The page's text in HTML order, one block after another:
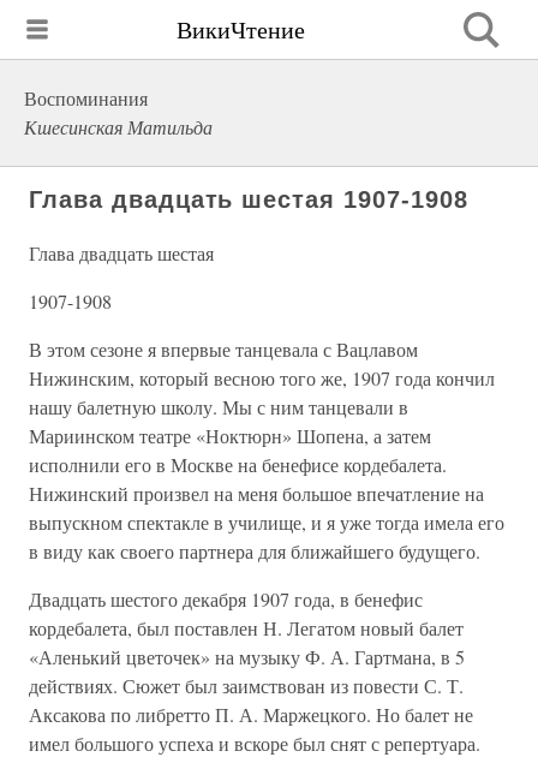
ВикиЧтение
Воспоминания
Кшесинская Матильда
Глава двадцать шестая 1907-1908
Глава двадцать шестая
1907-1908
В этом сезоне я впервые танцевала с Вацлавом
Нижинским, который весною того же, 1907 года кончил
нашу балетную школу. Мы с ним танцевали в
Мариинском театре «Ноктюрн» Шопена, а затем
исполнили его в Москве на бенефисе кордебалета.
Нижинский произвел на меня большое впечатление на
выпускном спектакле в училище, и я уже тогда имела его
в виду как своего партнера для ближайшего будущего.
Двадцать шестого декабря 1907 года, в бенефис
кордебалета, был поставлен Н. Легатом новый балет
«Аленький цветочек» на музыку Ф. А. Гартмана, в 5
действиях. Сюжет был заимствован из повести С. Т.
Аксакова по либретто П. А. Маржецкого. Но балет не
имел большого успеха и вскоре был снят с репертуара.